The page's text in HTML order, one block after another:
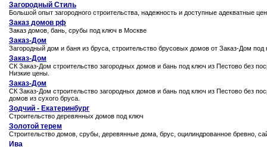
Загородный Стиль
Большой опыт загородного строительства, надежность и доступные адекватные
Заказ домов рф
Заказ домов, бань, срубы под ключ в Москве
Заказ-Дом
Загородный дом и баня из бруса, строительство брусовых домов от Заказ-Дом
Заказ-Дом
СК Заказ-Дом строительство загородных домов и бань под ключ из Пестово без
Низкие цены.
Заказ-Дом
СК Заказ-Дом строительство загородных домов и бань под ключ из Пестово без
домов из сухого бруса.
Зодчий - Екатеринбург
Строительство деревянных домов под ключ
Золотой терем
Строительство домов, срубы, деревянные дома, брус, оцилиндрованное бревно,
Ива